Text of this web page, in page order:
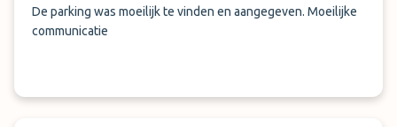
onbeschoft / schreeuwerig.
De parking was moeilijk te vinden en aangegeven. Moeilijke
communicatie